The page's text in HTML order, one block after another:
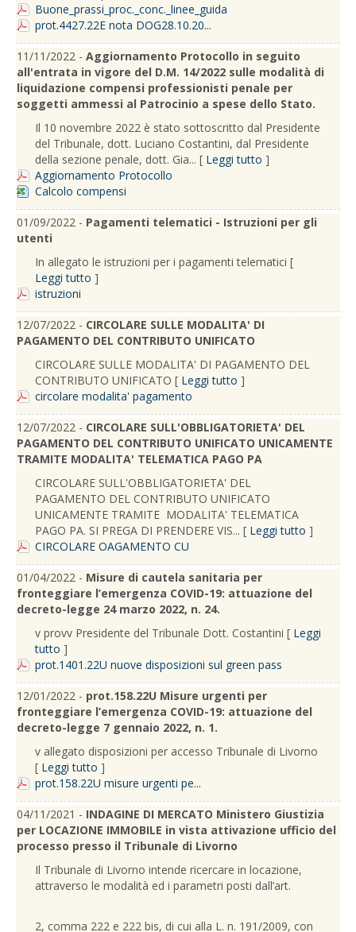
Buone_prassi_proc._conc._linee_guida
prot.4427.22E nota DOG28.10.20...
11/11/2022 - Aggiornamento Protocollo in seguito
all'entrata in vigore del D.M. 14/2022 sulle modalità di
liquidazione compensi professionisti penale per
soggetti ammessi al Patrocinio a spese dello Stato.
Il 10 novembre 2022 è stato sottoscritto dal Presidente
del Tribunale, dott. Luciano Costantini, dal Presidente
della sezione penale, dott. Gia... [ Leggi tutto ]
Aggiornamento Protocollo
Calcolo compensi
01/09/2022 - Pagamenti telematici - Istruzioni per gli
utenti
In allegato le istruzioni per i pagamenti telematici [
Leggi tutto ]
istruzioni
12/07/2022 - CIRCOLARE SULLE MODALITA' DI
PAGAMENTO DEL CONTRIBUTO UNIFICATO
CIRCOLARE SULLE MODALITA' DI PAGAMENTO DEL
CONTRIBUTO UNIFICATO [ Leggi tutto ]
circolare modalita' pagamento
12/07/2022 - CIRCOLARE SULL'OBBLIGATORIETA' DEL
PAGAMENTO DEL CONTRIBUTO UNIFICATO UNICAMENTE
TRAMITE MODALITA' TELEMATICA PAGO PA
CIRCOLARE SULL'OBBLIGATORIETA' DEL
PAGAMENTO DEL CONTRIBUTO UNIFICATO
UNICAMENTE TRAMITE MODALITA' TELEMATICA
PAGO PA. SI PREGA DI PRENDERE VIS... [ Leggi tutto ]
CIRCOLARE OAGAMENTO CU
01/04/2022 - Misure di cautela sanitaria per
fronteggiare l’emergenza COVID-19: attuazione del
decreto-legge 24 marzo 2022, n. 24.
v provv Presidente del Tribunale Dott. Costantini [ Leggi
tutto ]
prot.1401.22U nuove disposizioni sul green pass
12/01/2022 - prot.158.22U Misure urgenti per
fronteggiare l’emergenza COVID-19: attuazione del
decreto-legge 7 gennaio 2022, n. 1.
v allegato disposizioni per accesso Tribunale di Livorno
[ Leggi tutto ]
prot.158.22U misure urgenti pe...
04/11/2021 - INDAGINE DI MERCATO Ministero Giustizia
per LOCAZIONE IMMOBILE in vista attivazione ufficio del
processo presso il Tribunale di Livorno
Il Tribunale di Livorno intende ricercare in locazione,
attraverso le modalità ed i parametri posti dall’art.
2, comma 222 e 222 bis, di cui alla L. n. 191/2009, con